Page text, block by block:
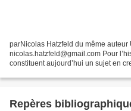
parNicolas Hatzfeld du même auteur
nicolas.hatzfeld@gmail.com Pour
constituent aujourd’hui un sujet en
Repères